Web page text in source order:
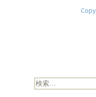
検
索: